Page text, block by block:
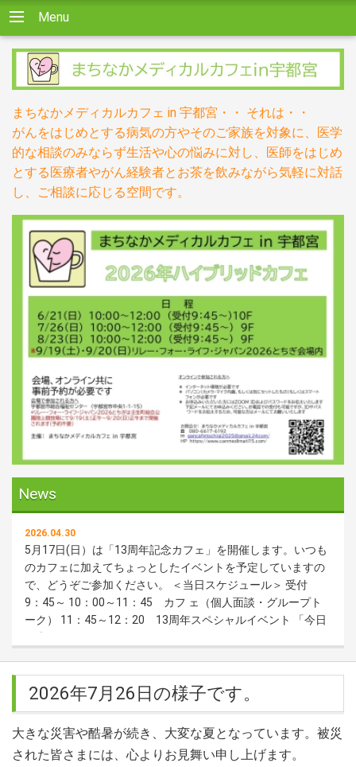
Menu
まちなかメディカルカフェ in 宇都宮・・ それは・・
がんをはじめとする病気の方やそのご家族を対象に、医学
的な相談のみならず生活や心の悩みに対し、医師をはじめ
とする医療者やがん経験者とお茶を飲みながら気軽に対話
し、ご相談に応じる空間です。
News
2026.04.30
5月17日(日）は「13周年記念カフェ」を開催します。いつも
のカフェに加えてちょっとしたイベントを予定していますの
で、どうぞご参加ください。 ＜当日スケジュール＞ 受付
9：45～ 10：00～11：45 カフ ェ（個人面談・グループト
ーク） 11：45～12：20 13周年スペシャルイベント 「今日
2025.12.27
2026年1月25日(日)は、カフェの後に勉強会を開催します。
会場、オンラインどちらでも参加可能です。勉強会のみ、カ
フェ＋勉強会、勿論カフェのみでも大丈夫です。参加の際に
ご希望をお伝えください。 13：00-15：00 通常のカフェ
15：00-16：00 勉強会
2026年7月26日の様子です。
大きな災害や酷暑が続き、大変な夏となっています。被災
された皆さまには、心よりお見舞い申し上げます。